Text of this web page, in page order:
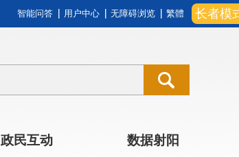
长者模
智能问答 用户中心 无障碍浏览 繁體
政民互动 数据射阳